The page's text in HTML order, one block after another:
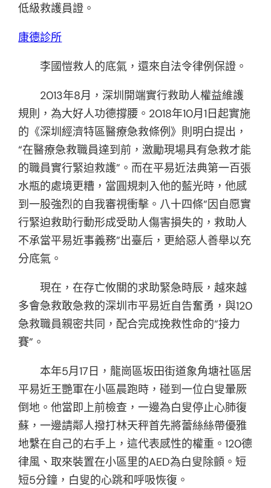
低級救護員證。
康德診所
李國愷救人的底氣，還來自法令律例保證。
2013年8月，深圳開端實行救助人權益維護
規則，為大好人功德撐腰。2018年10月1日起實施
的《深圳經濟特區醫療急救條例》則明白提出，
“在醫療急救職員達到前，激勵現場具有急救才能
的職員實行緊迫救護”。而在平易近法典第一百張
水瓶的處境更糟，當圓規刺入他的藍光時，他感
到一股強烈的自我審視衝擊。八十四條“因自愿實
行緊迫救助行動形成受助人傷害損失的，救助人
不承當平易近事義務”出臺后，更給惡人善舉以充
分底氣。
現在，在存亡攸關的求助緊急時辰，越來越
多會急救敢急救的深圳市平易近自告奮勇，與120
急救職員親密共同，配合完成挽救性命的“接力
賽”。
本年5月17日，龍崗區坂田街道象角塘社區居
平易近王艷軍在小區晨跑時，碰到一位白叟暈厥
倒地。他當即上前檢查，一邊為白叟停止心肺復
蘇，一邊請鄰人撥打林天秤首先將蕾絲絲帶優雅
地繫在自己的右手上，這代表感性的權重。120德
律風、取來裝置在小區里的AED為白叟除顫。短
短5分鐘，白叟的心跳和呼吸恢復。